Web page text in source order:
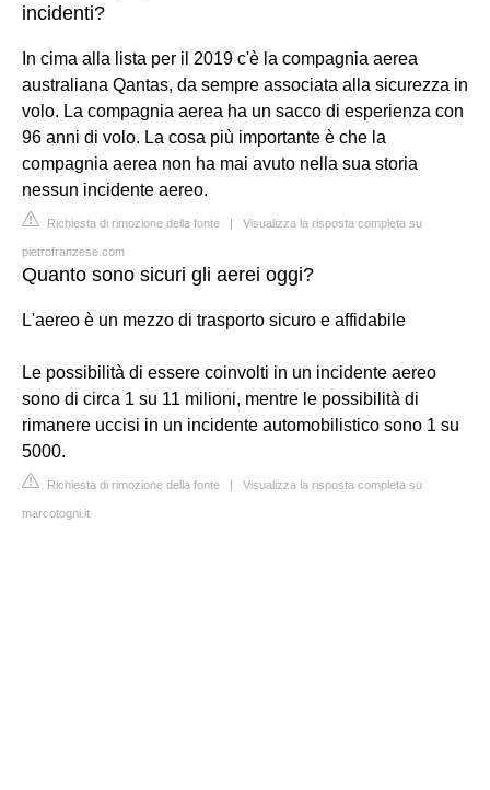
incidenti?
In cima alla lista per il 2019 c'è la compagnia aerea
australiana Qantas, da sempre associata alla sicurezza in
volo. La compagnia aerea ha un sacco di esperienza con
96 anni di volo. La cosa più importante è che la
compagnia aerea non ha mai avuto nella sua storia
nessun incidente aereo.
Richiesta di rimozione della fonte | Visualizza la risposta completa su
pietrofranzese.com
Quanto sono sicuri gli aerei oggi?
L'aereo è un mezzo di trasporto sicuro e affidabile
Le possibilità di essere coinvolti in un incidente aereo
sono di circa 1 su 11 milioni, mentre le possibilità di
rimanere uccisi in un incidente automobilistico sono 1 su
5000.
Richiesta di rimozione della fonte | Visualizza la risposta completa su
marcotogni.it